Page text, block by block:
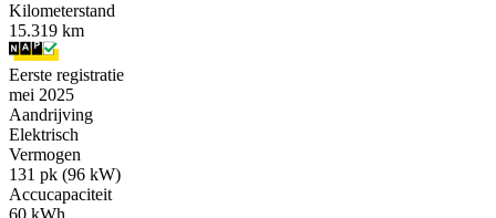
Kilometerstand
15.319 km
Eerste registratie
mei 2025
Aandrijving
Elektrisch
Vermogen
131 pk (96 kW)
Accucapaciteit
60 kWh